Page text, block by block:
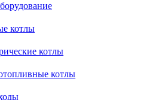
котлы
котлы
котлы